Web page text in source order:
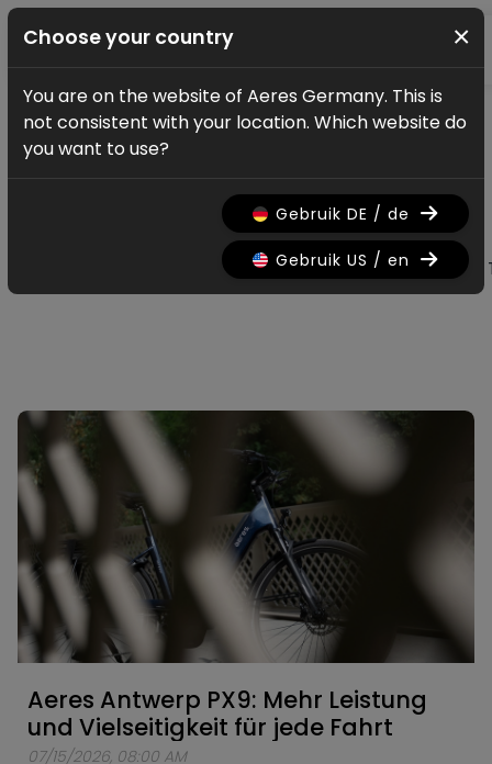
Nachrichten Update
Alle Neuigkeiten &
Nieuws Promo History
Aeres Antwerp PX9: Mehr Leistung
und Vielseitigkeit für jede Fahrt
07/15/2026, 08:00 AM
Choose your country ×
You are on the website of Aeres Germany. This is
not consistent with your location. Which website do
you want to use?
Gebruik DE / de
Gebruik US / en